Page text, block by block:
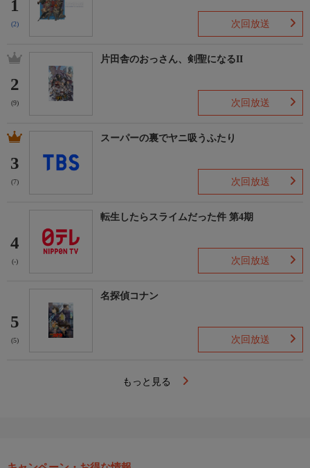
1
(2) 次回放送
2
(9)
片田舎のおっさん、剣聖になるII
次回放送
3
(7)
スーパーの裏でヤニ吸うふたり
次回放送
4
(-)
転生したらスライムだった件 第4期
次回放送
5
(5)
名探偵コナン
次回放送
もっと見る